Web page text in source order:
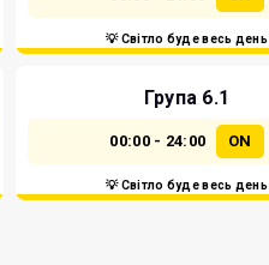
💡 Світло буде весь день
Група 6.1
00:00 - 24:00 ON
💡 Світло буде весь день